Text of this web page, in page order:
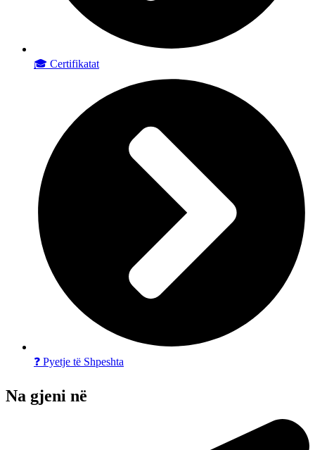
🎓 Certifikatat
❓ Pyetje të Shpeshta
Na gjeni në